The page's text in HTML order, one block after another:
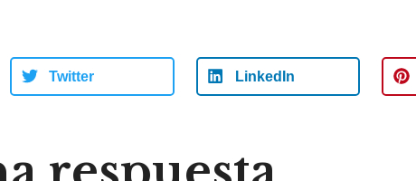
Twitter LinkedIn